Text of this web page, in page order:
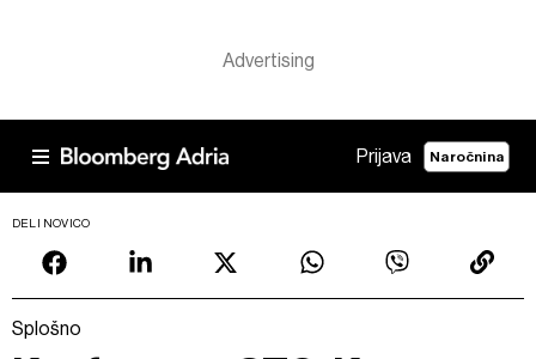
Prijava Naročnina
DELI NOVICO
Splošno